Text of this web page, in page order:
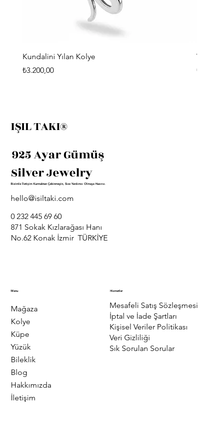
Kundalini Yılan Kolye
Fiyat
₺3.200,00
Fiyat
IŞIL TAKI®
925 Ayar Gümüş
Silver Jewelry
Bizimle İletişim Kurmaktan Çekinmeyin, Size Yardımcı Olmaya Hazırız.
hello@isiltaki.com
0 232 445 69 60
871 Sokak Kızlarağası Hanı
No.62 Konak İzmir TÜRKİYE
Menu
Mağaza
Kolye
Küpe
Yüzük
Bileklik
Blog
Hakkımızda
İletişim
Hizmetler
Mesafeli Satış Sözleşmesi
İptal ve İade Şartları
Kişisel Veriler Politikası
Veri Gizliliği
Sık Sorulan Sorular